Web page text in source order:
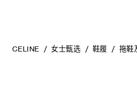
擦拭皮革，微湿时可擦拭织物面料。
CELINE 女士甄选 鞋履 拖鞋